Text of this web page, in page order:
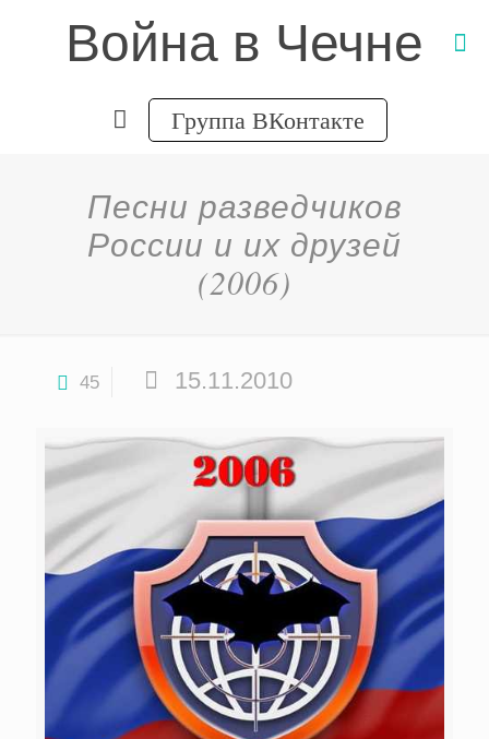
Война в Чечне
Группа ВКонтакте
Песни разведчиков
России и их друзей
(2006)
45 15.11.2010